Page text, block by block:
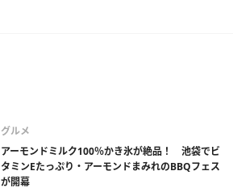
グルメ
アーモンドミルク100％かき氷が絶品！ 池袋でビ
タミンEたっぷり・アーモンドまみれのBBQフェス
が開幕